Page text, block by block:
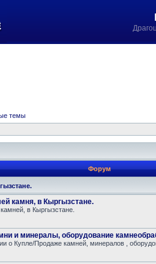
темы
Форум
камня, в Кыргызстане.
в Кыргызстане.
и минералы, оборудование
о Купле/Продаже камней, минералов ,